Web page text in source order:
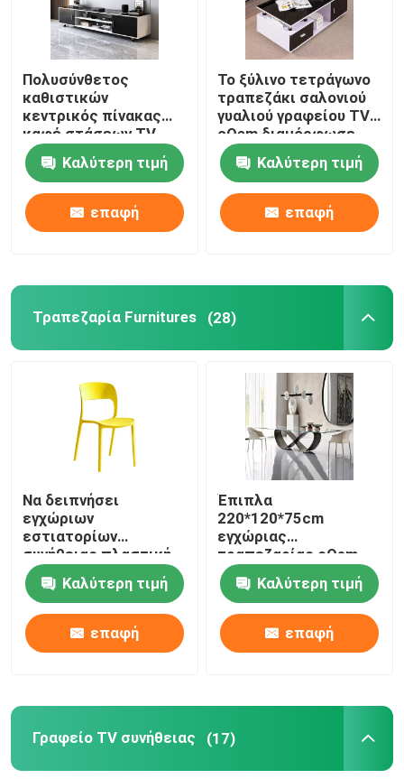
Πολυσύνθετος
καθιστικών
κεντρικός πίνακας
καφέ στάσεων TV
επίπλων
καθορισμένος
Καλύτερη τιμή
επαφή
Το ξύλινο τετράγωνο
τραπεζάκι σαλονιού
γυαλιού γραφείου TV
cOem διαμόρφωσε
την εύκολη
αποθήκευση
Καλύτερη τιμή
επαφή
Τραπεζαρία Furnitures (28)
Να δειπνήσει
εγχώριων
εστιατορίων
συνήθειας πλαστική
έδρα συνήθειας
χρώματος εδρών
σύγχρονη πολυ
Καλύτερη τιμή
επαφή
Έπιπλα
220*120*75cm
εγχώριας
τραπεζαρίας cOem
Countertop να
δειπνήσει πίνακας
Καλύτερη τιμή
επαφή
Γραφείο TV συνήθειας (17)